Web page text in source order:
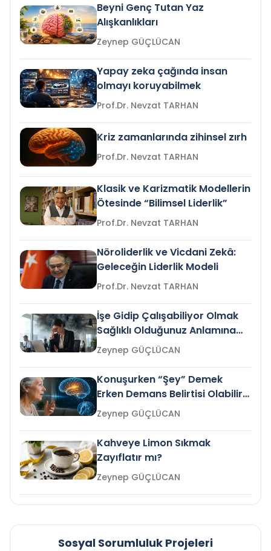
Beyni Genç Tutan Yaz
Alışkanlıkları
Zeynep GÜÇLÜCAN
Yapay zeka çağında insan
olmayı koruyabilmek
Prof.Dr. Nevzat TARHAN
Kriz zamanlarında zihinsel zırh
Prof.Dr. Nevzat TARHAN
Klasik ve Karizmatik Modellerin
Ötesinde “Bilimsel Liderlik”
Prof.Dr. Nevzat TARHAN
Nöroliderlik ve Vicdani Zekâ:
Geleceğin Liderlik Modeli
Prof.Dr. Nevzat TARHAN
İşe Gidip Çalışabiliyor Olmak
Sağlıklı Olduğunuz Anlamına
Gelir mi?Zeynep GÜÇLÜCAN
Konuşurken “Şey” Demek
Erken Demans Belirtisi Olabilir
mi?
Zeynep GÜÇLÜCAN
Kahveye Limon Sıkmak
Zayıflatır mı?
Zeynep GÜÇLÜCAN
Sosyal Sorumluluk Projeleri